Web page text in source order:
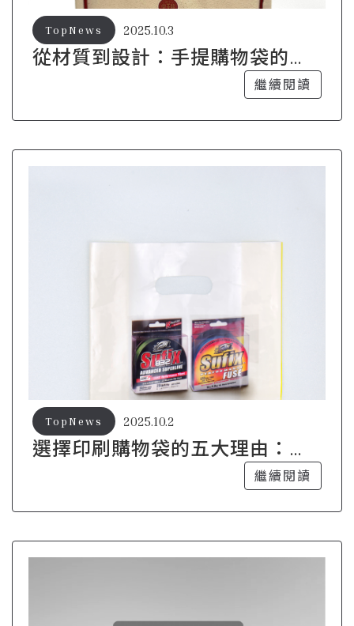
從材質到設計：手提購物袋的全
2025.10.3
TopNews
繼續閱讀
選擇印刷購物袋的五大理由：品
2025.10.2
TopNews
繼續閱讀